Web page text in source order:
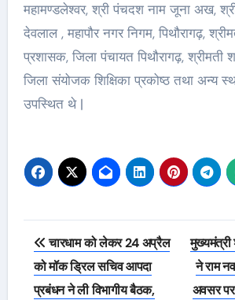
महामण्डलेश्वर, श्री पंचदश नाम जूना अख,
देवलाल , महापौर नगर निगम, पिथौरागढ़,
प्रशासक, जिला पंचायत पिथौरागढ़, श्रीमती
जिला संयोजक शिक्षिका प्रकोष्ठ तथा अन्य
उपस्थित थे |
Post
navigation
चारधाम को लेकर 24 अप्रैल
को मॉक ड्रिल सचिव आपदा
प्रबंधन ने ली विभागीय बैठक,
मुख्यमंत्री
ने राम
अवसर